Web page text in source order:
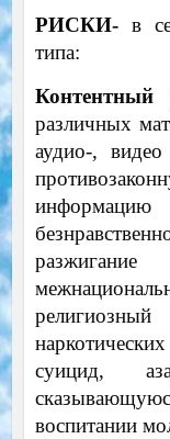
РИСКИ-в
типа:
Контентный
различных
аудио-,
суицид,
воспитании